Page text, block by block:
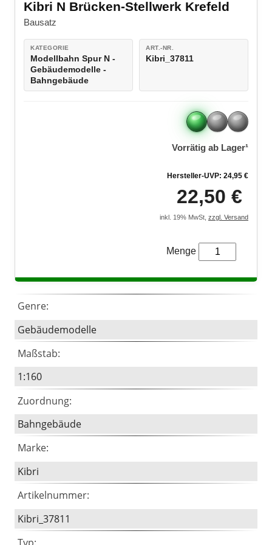
LEGO® Technic
LEGO® Creator Expert
LEGO® Architecture
LEGO® ART
Kibri N Brücken-Stellwerk Krefeld
Bausatz
KATEGORIE
Modellbahn Spur N -
Gebäudemodelle -
Bahngebäude
ART.-NR.
Kibri_37811
Vorrätig ab Lager¹
Hersteller-UVP: 24,95 €
22,50 €
inkl. 19% MwSt, zzgl. Versand
Menge
Genre:
Gebäudemodelle
Maßstab:
1:160
Zuordnung:
Bahngebäude
Marke:
Kibri
Artikelnummer:
Kibri_37811